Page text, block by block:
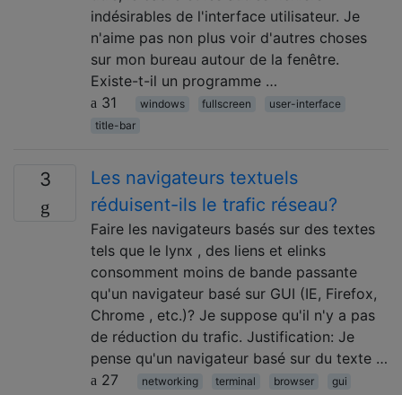
indésirables de l'interface utilisateur. Je
n'aime pas non plus voir d'autres choses
sur mon bureau autour de la fenêtre.
Existe-t-il un programme …
31
windows fullscreen
user-interface
title-bar
3
Les navigateurs textuels
réduisent-ils le trafic réseau?
Faire les navigateurs basés sur des textes
tels que le lynx , des liens et elinks
consomment moins de bande passante
qu'un navigateur basé sur GUI (IE, Firefox,
Chrome , etc.)? Je suppose qu'il n'y a pas
de réduction du trafic. Justification: Je
pense qu'un navigateur basé sur du texte …
27
networking terminal browser
gui